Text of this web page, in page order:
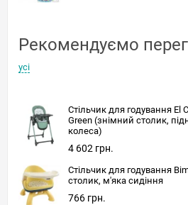
Рекомендуємо
усі
Стільчик для годування El
Green (знімний столик,
колеса)
4 602 грн.
Стільчик для годування
столик, м'яка сидіння
766 грн.